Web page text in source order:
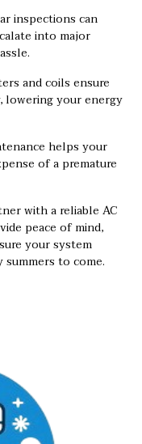
inspections can
into major
and coils ensure
lowering your energy
helps your
of a premature
with a reliable AC
peace of mind,
your system
to come.